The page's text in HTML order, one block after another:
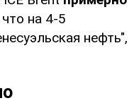
что на 4-5
нефть",